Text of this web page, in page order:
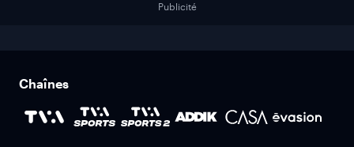
Publicité
Chaînes